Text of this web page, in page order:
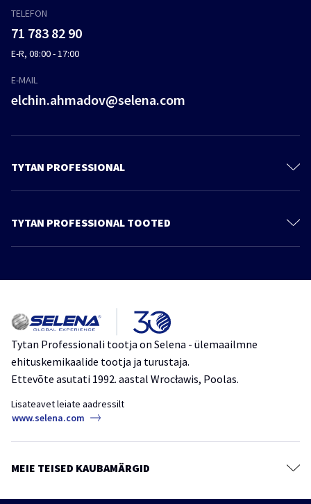
TELEFON
71 783 82 90
E-R, 08:00 - 17:00
E-MAIL
elchin.ahmadov@selena.com
TYTAN PROFESSIONAL
Meie kohta
Meie kohta
TYTAN PROFESSIONAL TOOTED
Tihendusmassid
Kattematerjalid
Teibid, kiled ja membraanid
Keemilised ankrud
Mördisegud
Kaitse- ja puhastusained
Tarvikud
Tytan Professionali tootja on Selena - ülemaailmne
ehituskemikaalide tootja ja turustaja.
Ettevõte asutati 1992. aastal Wrocławis, Poolas.
Lisateavet leiate aadressilt
www.selena.com
MEIE TEISED KAUBAMÄRGID